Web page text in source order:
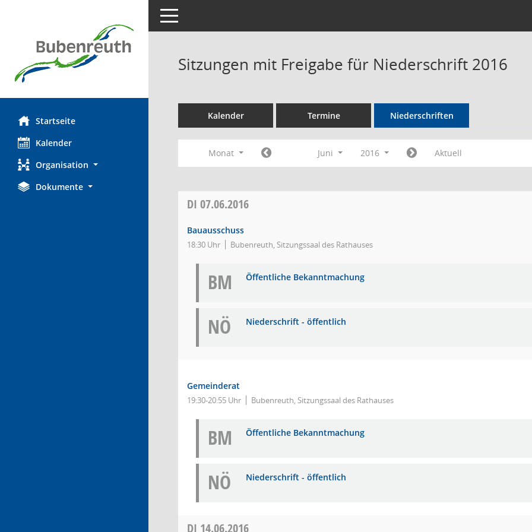
Startseite
Kalender
Organisation
Dokumente
Toggle navigation
Sitzungen mit Freigabe für Niederschrift 2016
Kalender Termine Niederschriften
Monat Juni 2016 Aktuell
DI 07.06.2016
Bauausschuss
18:30 Uhr Bubenreuth, Sitzungssaal des Rathauses
BM Öffentliche Bekanntmachung
NÖ Niederschrift - öffentlich
Gemeinderat
19:30-20:55 Uhr Bubenreuth, Sitzungssaal des Rathauses
BM Öffentliche Bekanntmachung
NÖ Niederschrift - öffentlich
DI 14.06.2016